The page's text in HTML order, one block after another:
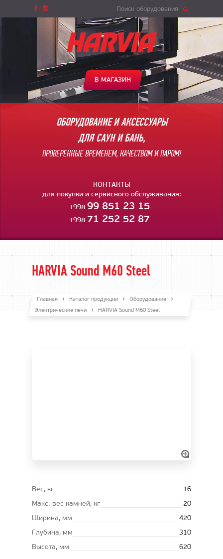
Поиск оборудования
В МАГАЗИН
ОБОРУДОВАНИЕ И АКСЕССУАРЫ
ДЛЯ САУН И БАНЬ,
ПРОВЕРЕННЫЕ ВРЕМЕНЕМ, КАЧЕСТВОМ И ПАРОМ!
КОНТАКТЫ
для покупки и сервисного обслуживания:
+998 99 851 23 15
+998 71 252 52 87
HARVIA Sound M60 Steel
Главная Каталог продукции
Оборудование
Электрические печи
HARVIA Sound M60 Steel
Вес, кг
16
Макс. вес камней, кг
20
Ширина, мм
420
Глубина, мм
310
Высота, мм
620